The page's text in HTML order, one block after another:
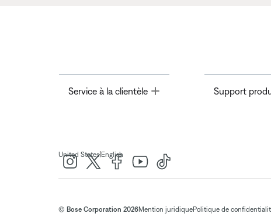
Service à la clientèle Toggle Support
United States| English
© Bose Corporation 2026Mention juridiquePolitique de